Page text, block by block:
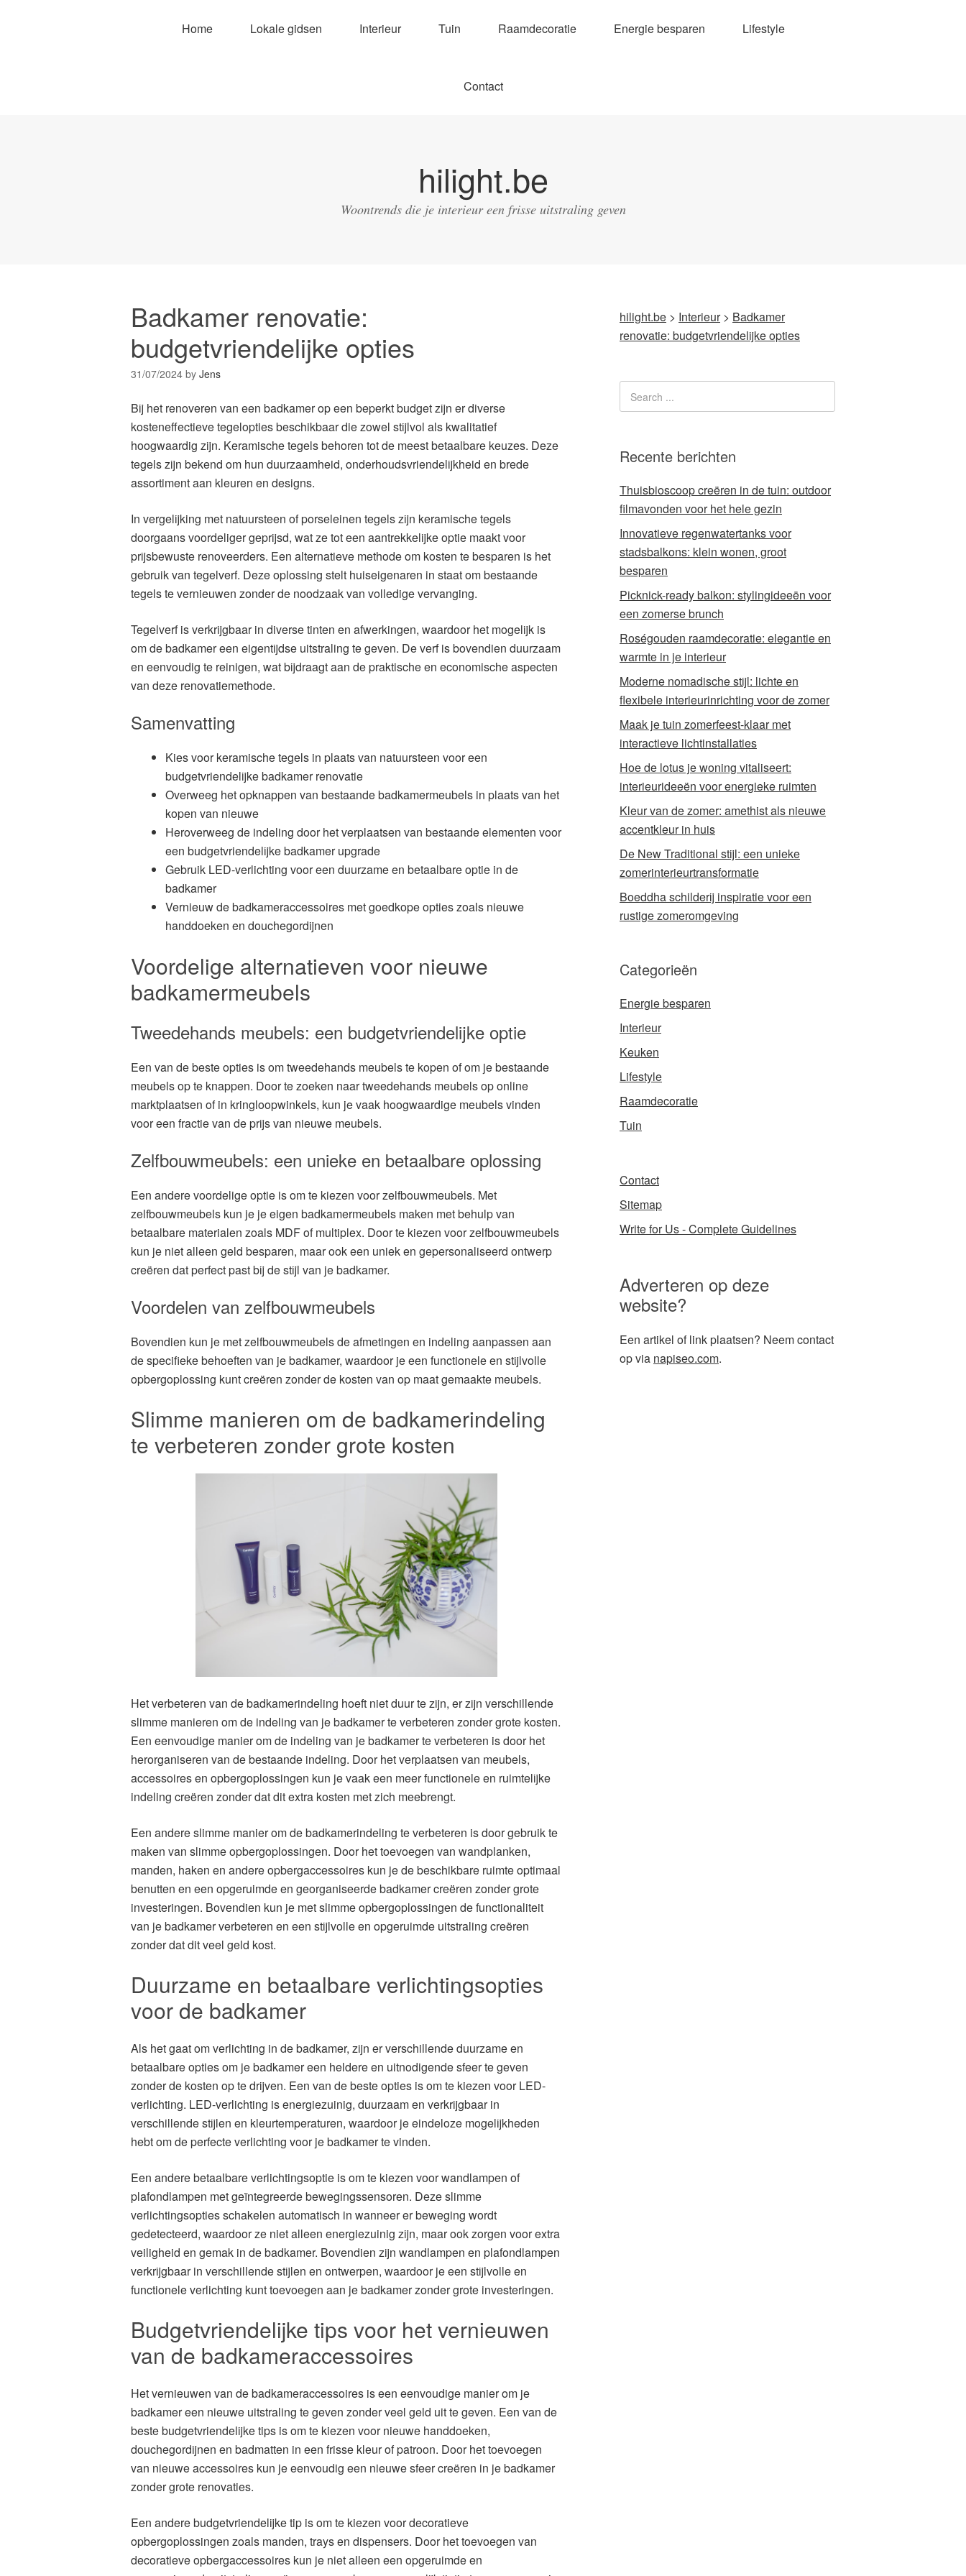
Home Lokale gidsen Interieur Tuin Raamdecoratie Energie besparen Lifestyle
Contact
hilight.be
Woontrends die je interieur een frisse uitstraling geven
Badkamer renovatie:
budgetvriendelijke opties
31/07/2024 by Jens
Bij het renoveren van een badkamer op een beperkt budget zijn er diverse
kosteneffectieve tegelopties beschikbaar die zowel stijlvol als kwalitatief
hoogwaardig zijn. Keramische tegels behoren tot de meest betaalbare keuzes. Deze
tegels zijn bekend om hun duurzaamheid, onderhoudsvriendelijkheid en brede
assortiment aan kleuren en designs.
In vergelijking met natuursteen of porseleinen tegels zijn keramische tegels
doorgaans voordeliger geprijsd, wat ze tot een aantrekkelijke optie maakt voor
prijsbewuste renoveerders. Een alternatieve methode om kosten te besparen is het
gebruik van tegelverf. Deze oplossing stelt huiseigenaren in staat om bestaande
tegels te vernieuwen zonder de noodzaak van volledige vervanging.
Tegelverf is verkrijgbaar in diverse tinten en afwerkingen, waardoor het mogelijk is
om de badkamer een eigentijdse uitstraling te geven. De verf is bovendien duurzaam
en eenvoudig te reinigen, wat bijdraagt aan de praktische en economische aspecten
van deze renovatiemethode.
Samenvatting
Kies voor keramische tegels in plaats van natuursteen voor een
budgetvriendelijke badkamer renovatie
Overweeg het opknappen van bestaande badkamermeubels in plaats van het
kopen van nieuwe
Heroverweeg de indeling door het verplaatsen van bestaande elementen voor
een budgetvriendelijke badkamer upgrade
Gebruik LED-verlichting voor een duurzame en betaalbare optie in de
badkamer
Vernieuw de badkameraccessoires met goedkope opties zoals nieuwe
handdoeken en douchegordijnen
Voordelige alternatieven voor nieuwe
badkamermeubels
Tweedehands meubels: een budgetvriendelijke optie
Een van de beste opties is om tweedehands meubels te kopen of om je bestaande
meubels op te knappen. Door te zoeken naar tweedehands meubels op online
marktplaatsen of in kringloopwinkels, kun je vaak hoogwaardige meubels vinden
voor een fractie van de prijs van nieuwe meubels.
Zelfbouwmeubels: een unieke en betaalbare oplossing
Een andere voordelige optie is om te kiezen voor zelfbouwmeubels. Met
zelfbouwmeubels kun je je eigen badkamermeubels maken met behulp van
betaalbare materialen zoals MDF of multiplex. Door te kiezen voor zelfbouwmeubels
kun je niet alleen geld besparen, maar ook een uniek en gepersonaliseerd ontwerp
creëren dat perfect past bij de stijl van je badkamer.
Voordelen van zelfbouwmeubels
Bovendien kun je met zelfbouwmeubels de afmetingen en indeling aanpassen aan
de specifieke behoeften van je badkamer, waardoor je een functionele en stijlvolle
opbergoplossing kunt creëren zonder de kosten van op maat gemaakte meubels.
Slimme manieren om de badkamerindeling
te verbeteren zonder grote kosten
Het verbeteren van de badkamerindeling hoeft niet duur te zijn, er zijn verschillende
slimme manieren om de indeling van je badkamer te verbeteren zonder grote kosten.
Een eenvoudige manier om de indeling van je badkamer te verbeteren is door het
herorganiseren van de bestaande indeling. Door het verplaatsen van meubels,
accessoires en opbergoplossingen kun je vaak een meer functionele en ruimtelijke
indeling creëren zonder dat dit extra kosten met zich meebrengt.
Een andere slimme manier om de badkamerindeling te verbeteren is door gebruik te
maken van slimme opbergoplossingen. Door het toevoegen van wandplanken,
manden, haken en andere opbergaccessoires kun je de beschikbare ruimte optimaal
benutten en een opgeruimde en georganiseerde badkamer creëren zonder grote
investeringen. Bovendien kun je met slimme opbergoplossingen de functionaliteit
van je badkamer verbeteren en een stijlvolle en opgeruimde uitstraling creëren
zonder dat dit veel geld kost.
Duurzame en betaalbare verlichtingsopties
voor de badkamer
Als het gaat om verlichting in de badkamer, zijn er verschillende duurzame en
betaalbare opties om je badkamer een heldere en uitnodigende sfeer te geven
zonder de kosten op te drijven. Een van de beste opties is om te kiezen voor LED-
verlichting. LED-verlichting is energiezuinig, duurzaam en verkrijgbaar in
verschillende stijlen en kleurtemperaturen, waardoor je eindeloze mogelijkheden
hebt om de perfecte verlichting voor je badkamer te vinden.
Een andere betaalbare verlichtingsoptie is om te kiezen voor wandlampen of
plafondlampen met geïntegreerde bewegingssensoren. Deze slimme
verlichtingsopties schakelen automatisch in wanneer er beweging wordt
gedetecteerd, waardoor ze niet alleen energiezuinig zijn, maar ook zorgen voor extra
veiligheid en gemak in de badkamer. Bovendien zijn wandlampen en plafondlampen
verkrijgbaar in verschillende stijlen en ontwerpen, waardoor je een stijlvolle en
functionele verlichting kunt toevoegen aan je badkamer zonder grote investeringen.
Budgetvriendelijke tips voor het vernieuwen
van de badkameraccessoires
Het vernieuwen van de badkameraccessoires is een eenvoudige manier om je
badkamer een nieuwe uitstraling te geven zonder veel geld uit te geven. Een van de
beste budgetvriendelijke tips is om te kiezen voor nieuwe handdoeken,
douchegordijnen en badmatten in een frisse kleur of patroon. Door het toevoegen
van nieuwe accessoires kun je eenvoudig een nieuwe sfeer creëren in je badkamer
zonder grote renovaties.
Een andere budgetvriendelijke tip is om te kiezen voor decoratieve
opbergoplossingen zoals manden, trays en dispensers. Door het toevoegen van
decoratieve opbergaccessoires kun je niet alleen een opgeruimde en
hilight.be > Interieur> Badkamer
renovatie: budgetvriendelijke opties
Recente berichten
Thuisbioscoop creëren in de tuin: outdoor
filmavonden voor het hele gezin
Innovatieve regenwatertanks voor
stadsbalkons: klein wonen, groot
besparen
Picknick-ready balkon: stylingideeën voor
een zomerse brunch
Roségouden raamdecoratie: elegantie en
warmte in je interieur
Moderne nomadische stijl: lichte en
flexibele interieurinrichting voor de zomer
Maak je tuin zomerfeest-klaar met
interactieve lichtinstallaties
Hoe de lotus je woning vitaliseert:
interieurideeën voor energieke ruimten
Kleur van de zomer: amethist als nieuwe
accentkleur in huis
De New Traditional stijl: een unieke
zomerinterieurtransformatie
Boeddha schilderij inspiratie voor een
rustige zomeromgeving
Categorieën
Energie besparen
Interieur
Keuken
Lifestyle
Raamdecoratie
Tuin
Contact
Sitemap
Write for Us - Complete Guidelines
Adverteren op deze
website?
Een artikel of link plaatsen? Neem contact
op via napiseo.com.